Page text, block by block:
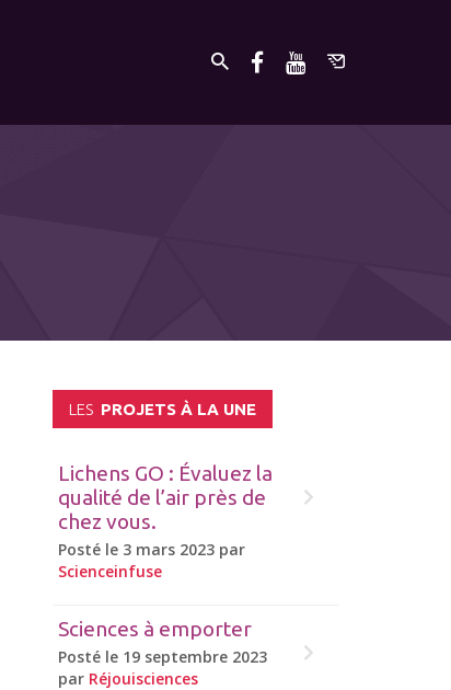
LES PROJETS À LA UNE
Lichens GO : Évaluez la
qualité de l’air près de
chez vous.
Posté le 3 mars 2023 par
Scienceinfuse
Sciences à emporter
Posté le 19 septembre 2023
par Réjouisciences